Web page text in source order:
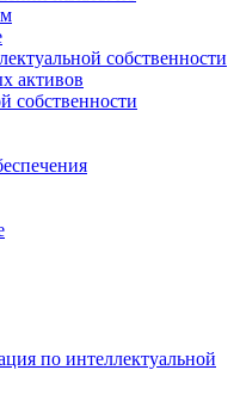
собственности
активов
собственности
по интеллектуальной